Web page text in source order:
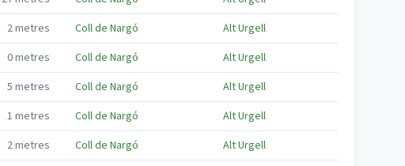
2metres Coll de Nargó
Alt Urgell
0metres Coll de Nargó
Alt Urgell
5 metres Coll de Nargó
Alt Urgell
1 metres Coll de Nargó
Alt Urgell
2metres Coll de Nargó
Alt Urgell